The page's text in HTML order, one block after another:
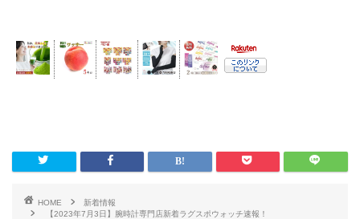
HOME
新着情報
【2023年7月3日】腕時計専門店新着ラグスポウォッチ速報！